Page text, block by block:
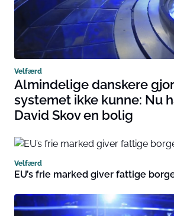
Velfærd
Almindelige danskere
systemet ikke kunne: Nu
David Skov en bolig
Velfærd
EU’s frie marked giver fattige